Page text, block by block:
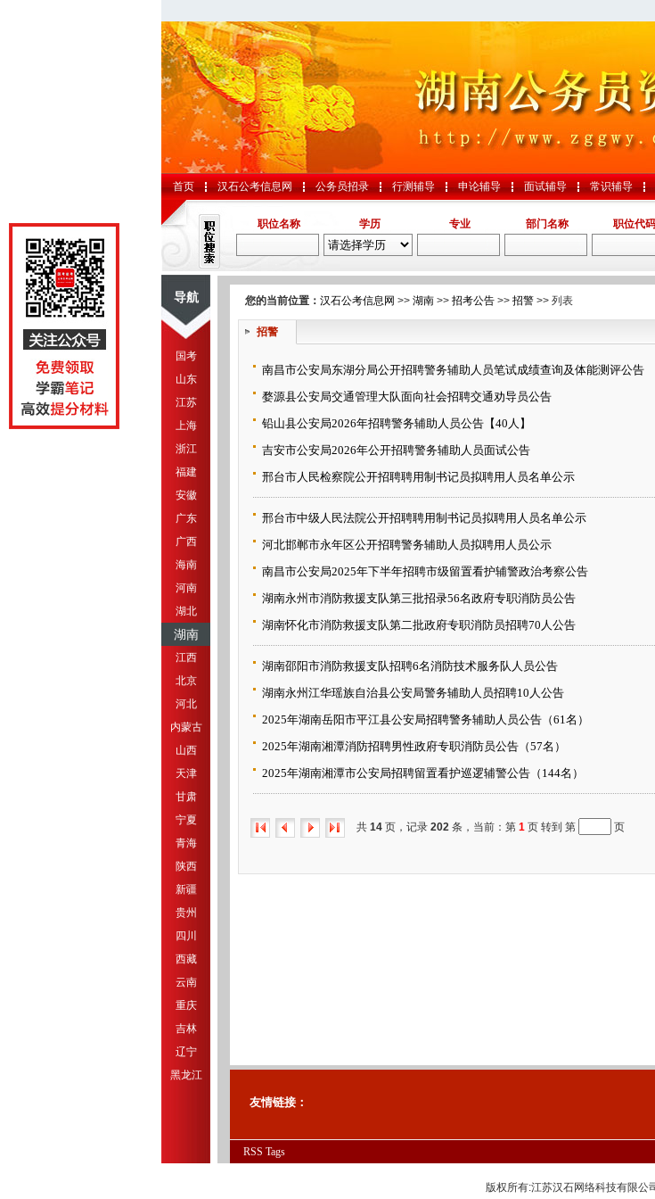
首页 汉石公考信息网 公务员招录 行测辅导 申论辅导 面试辅导 常识辅导
职位名称 学历 专业 部门名称 职位代码
导航
国考
山东
江苏
上海
浙江
福建
安徽
广东
广西
海南
河南
湖北
湖南
江西
北京
河北
内蒙古
山西
天津
甘肃
宁夏
青海
陕西
新疆
贵州
四川
西藏
云南
重庆
吉林
辽宁
黑龙江
您的当前位置： 汉石公考信息网 >> 湖南 >> 招考公告 >> 招警 >> 列表
招警
南昌市公安局东湖分局公开招聘警务辅助人员笔试成绩查询及体能测评公告
婺源县公安局交通管理大队面向社会招聘交通劝导员公告
铅山县公安局2026年招聘警务辅助人员公告【40人】
吉安市公安局2026年公开招聘警务辅助人员面试公告
邢台市人民检察院公开招聘聘用制书记员拟聘用人员名单公示
邢台市中级人民法院公开招聘聘用制书记员拟聘用人员名单公示
河北邯郸市永年区公开招聘警务辅助人员拟聘用人员公示
南昌市公安局2025年下半年招聘市级留置看护辅警政治考察公告
湖南永州市消防救援支队第三批招录56名政府专职消防员公告
湖南怀化市消防救援支队第二批政府专职消防员招聘70人公告
湖南邵阳市消防救援支队招聘6名消防技术服务队人员公告
湖南永州江华瑶族自治县公安局警务辅助人员招聘10人公告
2025年湖南岳阳市平江县公安局招聘警务辅助人员公告（61名）
2025年湖南湘潭消防招聘男性政府专职消防员公告（57名）
2025年湖南湘潭市公安局招聘留置看护巡逻辅警公告（144名）
共 14 页，记录 202 条，当前：第 1 页 转到 第 页
友情链接：
RSS Tags
版权所有:江苏汉石网络科技有限公